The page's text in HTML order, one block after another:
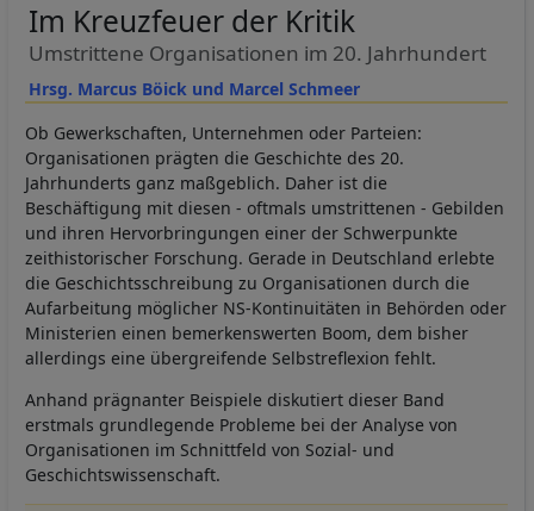
Hrsg. Marcus Böick und Marcel Schmeer
Im Kreuzfeuer der Kritik
Umstrittene Organisationen im 20. Jahrhundert
Ob Gewerkschaften, Unternehmen oder Parteien:
Organisationen prägten die Geschichte des 20.
Jahrhunderts ganz maßgeblich. Daher ist die
Beschäftigung mit diesen - oftmals umstrittenen - Gebilden
und ihren Hervorbringungen einer der Schwerpunkte
zeithistorischer Forschung. Gerade in Deutschland erlebte
die Geschichtsschreibung zu Organisationen durch die
Aufarbeitung möglicher NS-Kontinuitäten in Behörden oder
Ministerien einen bemerkenswerten Boom, dem bisher
allerdings eine übergreifende Selbstreflexion fehlt.
Anhand prägnanter Beispiele diskutiert dieser Band
erstmals grundlegende Probleme bei der Analyse von
Organisationen im Schnittfeld von Sozial- und
Geschichtswissenschaft.